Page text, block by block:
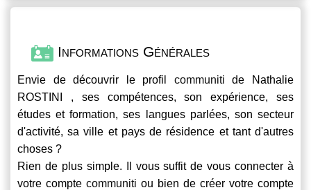
Informations Générales
Envie de découvrir le profil communiti de Nathalie
ROSTINI , ses compétences, son expérience, ses
études et formation, ses langues parlées, son secteur
d'activité, sa ville et pays de résidence et tant d'autres
choses ?
Rien de plus simple. Il vous suffit de vous connecter à
votre compte communiti ou bien de créer votre compte